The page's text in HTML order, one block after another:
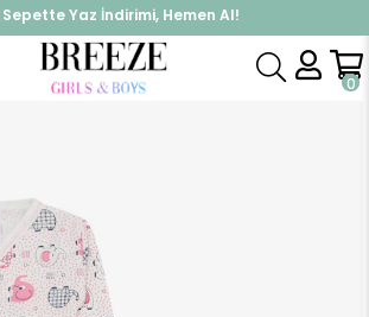
Sepette Yaz İndirimi, Hemen Al!
ek %10 İndirimi Kap, Hemen Üye Ol!
0
Hastane Çıkışı